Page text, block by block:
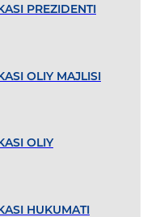
PREZIDENTI
OLIY MAJLISI
OLIY
HUKUMATI